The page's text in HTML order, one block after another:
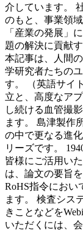
介しています。
のもと、事業領
「産業の発展」
題の解決に貢献
本記事は、人間
学研究者たちの
す。 （英語サイ
立と、高度なア
し続ける血管撮
ます。 島津製作
の中で更なる進
リーズです。
皆様にご活用い
は、論文の要旨
RoHS指令におい
ます。 検査シス
きことなどを
いただくには、